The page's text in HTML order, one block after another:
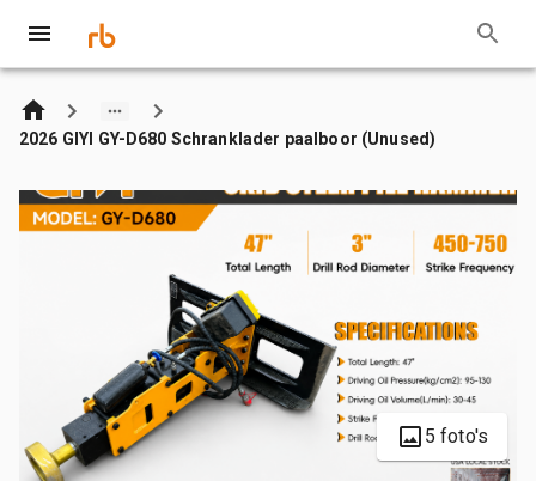
2026 GIYI GY-D680 Schranklader paalboor (Unused)
5 foto's